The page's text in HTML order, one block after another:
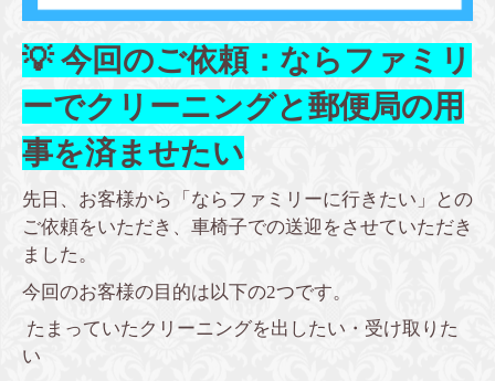
💡 今回のご依頼：ならファミリ
ーでクリーニングと郵便局の用
事を済ませたい
先日、お客様から「ならファミリーに行きたい」との
ご依頼をいただき、車椅子での送迎をさせていただき
ました。
今回のお客様の目的は以下の2つです。
たまっていたクリーニングを出したい・受け取りた
い